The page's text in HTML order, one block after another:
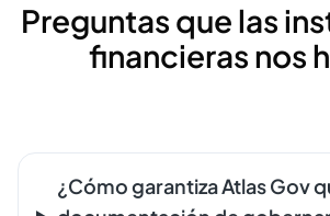
Preguntas que las
financieras nos
¿Cómo garantiza Atlas Gov